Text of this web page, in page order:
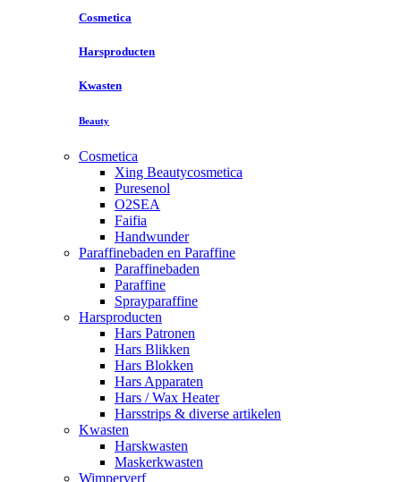
Cosmetica
Harsproducten
Kwasten
Beauty
Cosmetica
Xing Beautycosmetica
Puresenol
O2SEA
Faifia
Handwunder
Paraffinebaden en Paraffine
Paraffinebaden
Paraffine
Sprayparaffine
Harsproducten
Hars Patronen
Hars Blikken
Hars Blokken
Hars Apparaten
Hars / Wax Heater
Harsstrips & diverse artikelen
Kwasten
Harskwasten
Maskerkwasten
Wimperverf